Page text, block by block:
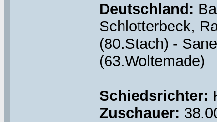
Deutschland:
Schlotterbeck,
(80.Stach) -
(63.Woltemade)
Schiedsrichter:
Zuschauer: